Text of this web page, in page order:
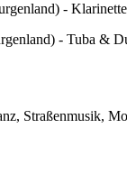
-
- Tuba &
Straßenmusik,